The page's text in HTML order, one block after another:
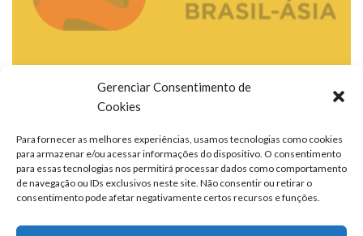
Gerenciar Consentimento de
Cookies
Para fornecer as melhores experiências, usamos tecnologias como cookies
para armazenar e/ou acessar informações do dispositivo. O consentimento
para essas tecnologias nos permitirá processar dados como comportamento
de navegação ou IDs exclusivos neste site. Não consentir ou retirar o
consentimento pode afetar negativamente certos recursos e funções.